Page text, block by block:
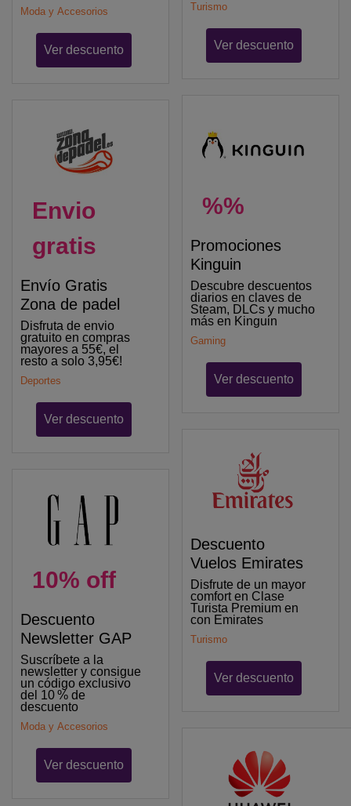
Moda y Accesorios
Ver descuento
Envio
gratis
Envío Gratis
Zona de padel
Disfruta de envio
gratuito en compras
mayores a 55€, el
resto a solo 3,95€!
Deportes
Ver descuento
10% off
Descuento
Newsletter GAP
Suscríbete a la
newsletter y consigue
un código exclusivo
del 10 % de
descuento
Moda y Accesorios
Ver descuento
Turismo
Ver descuento
%%
Promociones
Kinguin
Descubre descuentos
diarios en claves de
Steam, DLCs y mucho
más en Kinguin
Gaming
Ver descuento
Descuento
Vuelos Emirates
Disfrute de un mayor
comfort en Clase
Turista Premium en
con Emirates
Turismo
Ver descuento